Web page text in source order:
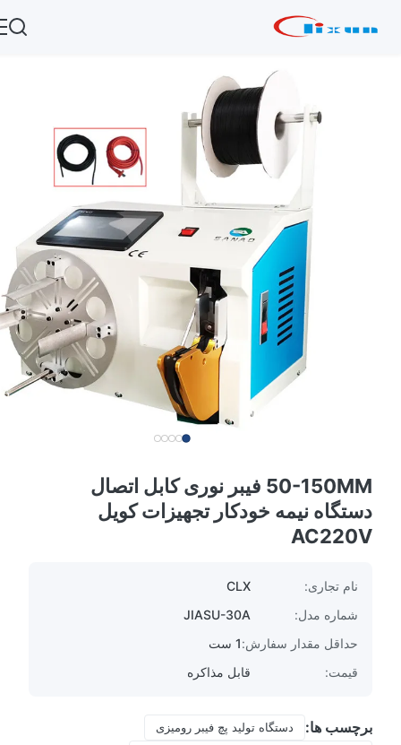
50-150MM فیبر نوری کابل اتصال
دستگاه نیمه خودکار تجهیزات کویل
AC220V
نام تجاری:
شماره مدل:
JIASU-30A
حداقل مقدار سفارش:1 ست
قیمت:
قابل مذاکره
برچسب ها:
دستگاه تولید پچ فیبر رومیزی